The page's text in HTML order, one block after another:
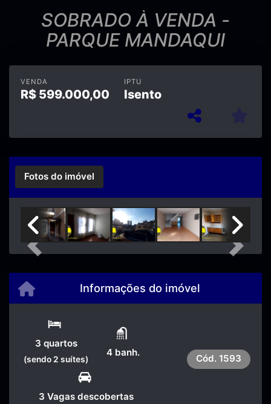
SOBRADO À VENDA -
PARQUE MANDAQUI
VENDA
R$ 599.000,00
IPTU
Isento
Fotos do imóvel
Previous Next
Informações do imóvel
3 quartos
(sendo 2 suítes)
4 banh.
3 Vagas descobertas
Cód. 1593